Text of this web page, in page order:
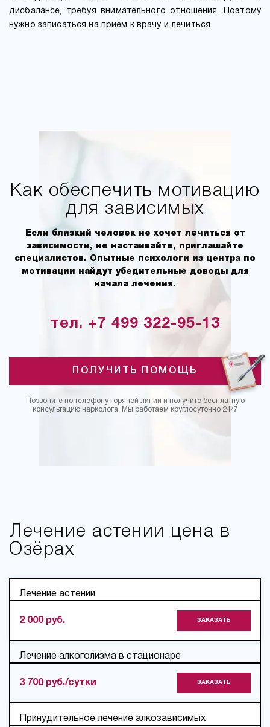
дисбалансе, требуя внимательного отношения. Поэтому
нужно записаться на приём к врачу и лечиться.
Как обеспечить мотивацию
для зависимых
Если близкий человек не хочет лечиться от
зависимости, не настаивайте, приглашайте
специалистов. Опытные психологи из центра по
мотивации найдут убедительные доводы для
начала лечения.
тел. +7 499 322-95-13
ПОЛУЧИТЬ ПОМОЩЬ
Позвоните по телефону горячей линии и получите бесплатную
консультацию нарколога. Мы работаем круглосуточно 24/7
Лечение астении цена в
Озёрах
Лечение астении
2 000 руб. ЗАКАЗАТЬ
Лечение алкоголизма в стационаре
3 700 руб./сутки ЗАКАЗАТЬ
Принудительное лечение алкозависимых